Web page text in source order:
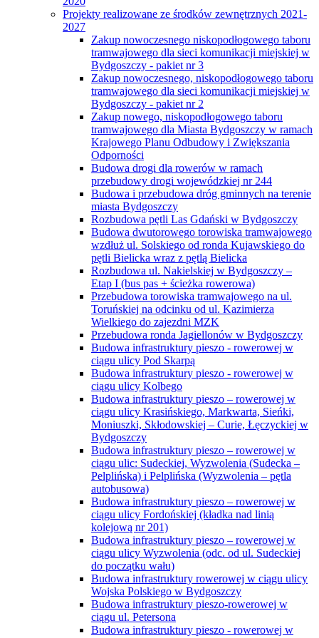
Projekty realizowane ze środków zewnętrznych 2021-
2027
Zakup nowoczesnego niskopodłogowego taboru
tramwajowego dla sieci komunikacji miejskiej w
Bydgoszczy - pakiet nr 3
Zakup nowoczesnego, niskopodłogowego taboru
tramwajowego dla sieci komunikacji miejskiej w
Bydgoszczy - pakiet nr 2
Zakup nowego, niskopodłogowego taboru
tramwajowego dla Miasta Bydgoszczy w ramach
Krajowego Planu Odbudowy i Zwiększania
Odporności
Budowa drogi dla rowerów w ramach
przebudowy drogi wojewódzkiej nr 244
Budowa i przebudowa dróg gminnych na terenie
miasta Bydgoszczy
Rozbudowa pętli Las Gdański w Bydgoszczy
Budowa dwutorowego torowiska tramwajowego
wzdłuż ul. Solskiego od ronda Kujawskiego do
pętli Bielicka wraz z pętlą Bielicka
Rozbudowa ul. Nakielskiej w Bydgoszczy –
Etap I (bus pas + ścieżka rowerowa)
Przebudowa torowiska tramwajowego na ul.
Toruńskiej na odcinku od ul. Kazimierza
Wielkiego do zajezdni MZK
Przebudowa ronda Jagiellonów w Bydgoszczy
Budowa infrastruktury pieszo - rowerowej w
ciągu ulicy Pod Skarpą
Budowa infrastruktury pieszo - rowerowej w
ciągu ulicy Kolbego
Budowa infrastruktury pieszo – rowerowej w
ciągu ulicy Krasińskiego, Markwarta, Sieńki,
Moniuszki, Skłodowskiej – Curie, Łęczyckiej w
Bydgoszczy
Budowa infrastruktury pieszo – rowerowej w
ciągu ulic: Sudeckiej, Wyzwolenia (Sudecka –
Pelplińska) i Pelplińska (Wyzwolenia – pętla
autobusowa)
Budowa infrastruktury pieszo – rowerowej w
ciągu ulicy Fordońskiej (kładka nad linią
kolejową nr 201)
Budowa infrastruktury pieszo – rowerowej w
ciągu ulicy Wyzwolenia (odc. od ul. Sudeckiej
do początku wału)
Budowa infrastruktury rowerowej w ciągu ulicy
Wojska Polskiego w Bydgoszczy
Budowa infrastruktury pieszo-rowerowej w
ciągu ul. Petersona
Budowa infrastruktury pieszo - rowerowej w